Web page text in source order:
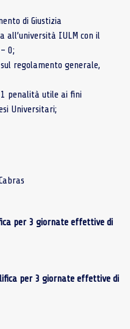
di Giustizia
all’università IULM con il
0;
regolamento generale,
1 penalità utile ai fini
Universitari;
per 3 giornate effettive di
per 3 giornate effettive di